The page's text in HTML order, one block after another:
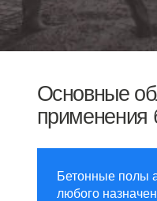
Основные
применения
Бетонные полы
любого